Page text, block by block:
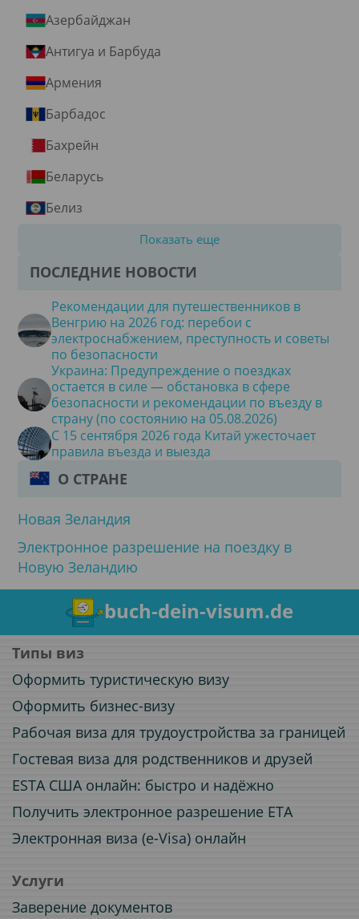
Азербайджан
Антигуа и Барбуда
Армения
Барбадос
Бахрейн
Беларусь
Белиз
Показать еще
ПОСЛЕДНИЕ НОВОСТИ
Рекомендации для путешественников в
Венгрию на 2026 год: перебои с
электроснабжением, преступность и советы
по безопасности
Украина: Предупреждение о поездках
остается в силе — обстановка в сфере
безопасности и рекомендации по въезду в
страну (по состоянию на 05.08.2026)
С 15 сентября 2026 года Китай ужесточает
правила въезда и выезда
О СТРАНЕ
Новая Зеландия
Электронное разрешение на поездку в
Новую Зеландию
buch-dein-visum.de
Типы виз
Оформить туристическую визу
Оформить бизнес-визу
Рабочая виза для трудоустройства за границей
Гостевая виза для родственников и друзей
ESTA США онлайн: быстро и надёжно
Получить электронное разрешение ETA
Электронная виза (e-Visa) онлайн
Услуги
Заверение документов